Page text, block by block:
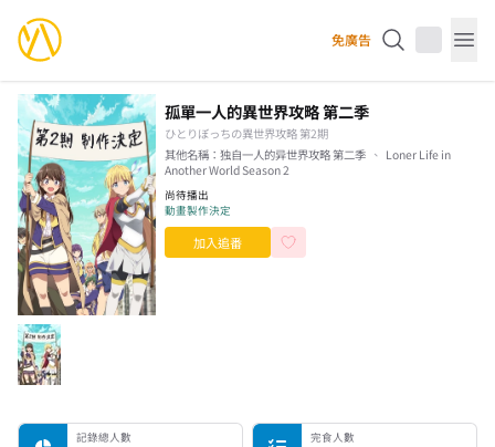
YourAnimes 你的動畫 免廣告
孤單一人的異世界攻略 第二季
ひとりぼっちの異世界攻略 第2期
其他名稱： 独自一人的异世界攻略 第二季
Loner Life in
Another World Season 2
尚待播出
動畫製作決定
加入追番
記錄總人數記錄總人數
完食人數 完食人數
追番中人數
一時中斷人數
棄番人數
計劃觀看人數